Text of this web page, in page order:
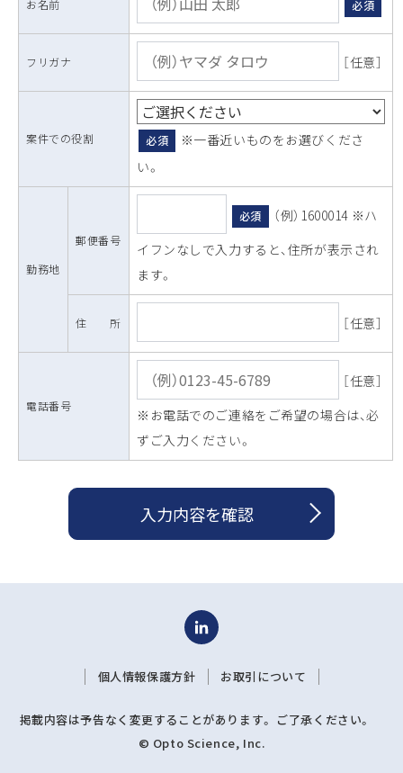
お名前 必須
フリガナ ［任意］
案件での役割 必須
※一番近いものをお選びくださ
い。
勤務地
郵便番号
必須
（例）1600014 ※ハ
イフンなしで入力すると、住所が表示され
ます。
住 所 ［任意］
電話番号
［任意］
※お電話でのご連絡をご希望の場合は、必
ずご入力ください。
入力内容を確認
個人情報保護方針 お取引について
掲載内容は予告なく変更することがあります。 ご了承ください。
© Opto Science, Inc.